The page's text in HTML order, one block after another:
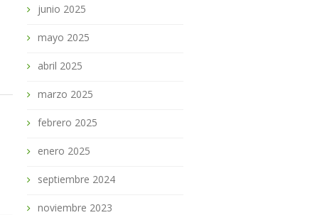
junio 2025
mayo 2025
abril 2025
marzo 2025
febrero 2025
enero 2025
septiembre 2024
noviembre 2023